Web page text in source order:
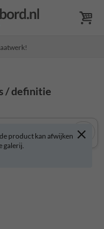
/ definitie
product kan afwijken
galerij.